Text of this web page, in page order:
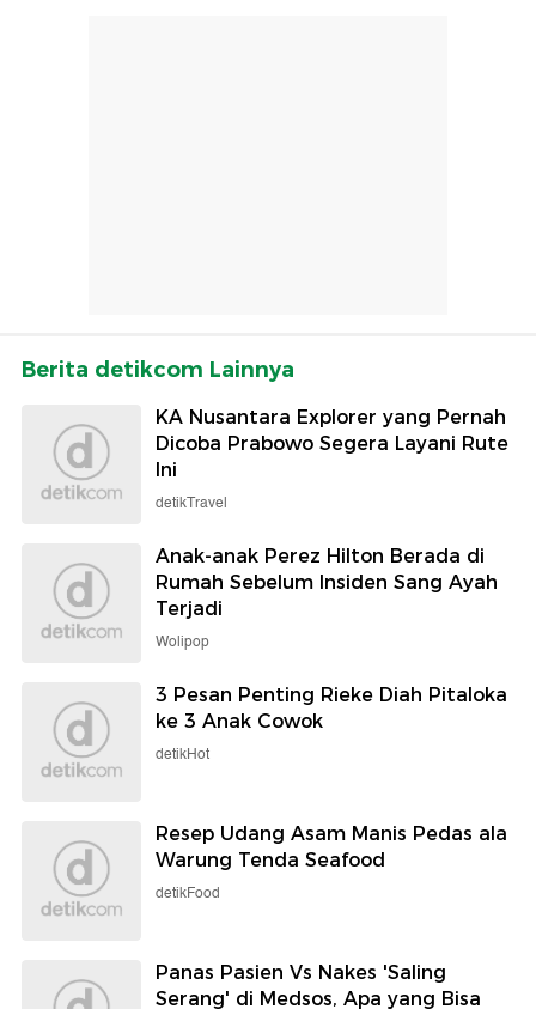
Berita detikcom Lainnya
KA Nusantara Explorer yang Pernah
Dicoba Prabowo Segera Layani Rute
Ini
detikTravel
Anak-anak Perez Hilton Berada di
Rumah Sebelum Insiden Sang Ayah
Terjadi
Wolipop
3 Pesan Penting Rieke Diah Pitaloka
ke 3 Anak Cowok
detikHot
Resep Udang Asam Manis Pedas ala
Warung Tenda Seafood
detikFood
Panas Pasien Vs Nakes 'Saling
Serang' di Medsos, Apa yang Bisa